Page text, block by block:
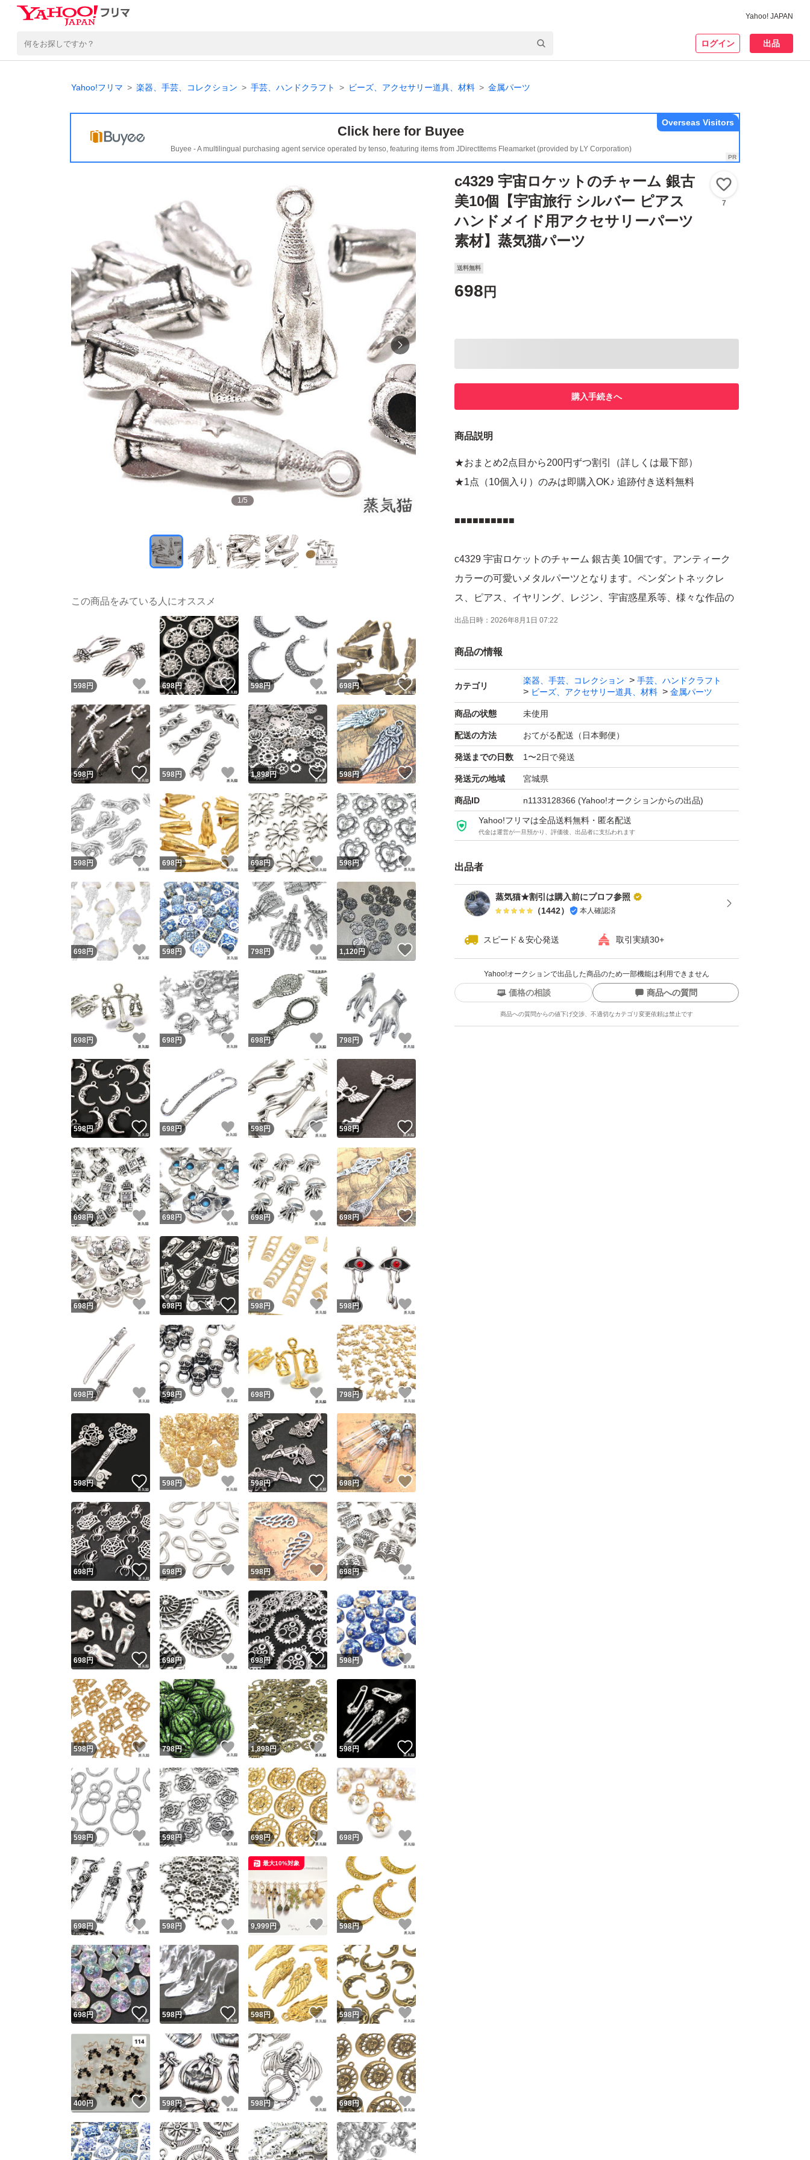
Yahoo! JAPAN
ログイン 出品
Yahoo!フリマ 楽器、手芸、コレクション 手芸、ハンドクラフト ビーズ、アクセサリー道具、材料 金属パーツ
Click here for Buyee
Buyee - A multilingual purchasing agent service operated by tenso, featuring items from JDirectItems Fleamarket (provided by LY Corporation)
Overseas Visitors
1/5
c4329 宇宙ロケットのチャーム 銀古
美10個【宇宙旅行 シルバー ピアス
ハンドメイド用アクセサリーパーツ
素材】蒸気猫パーツ
7
送料無料
698 円
購入手続きへ
商品説明
★おまとめ2点目から200円ずつ割引（詳しくは最下部）
★1点（10個入り）のみは即購入OK♪ 追跡付き送料無料
■■■■■■■■■■
c4329 宇宙ロケットのチャーム 銀古美 10個です。アンティーク
カラーの可愛いメタルパーツとなります。ペンダントネックレ
ス、ピアス、イヤリング、レジン、宇宙惑星系等、様々な作品の
アクセサリーパーツとして。
必ずサイズを5枚目画像でご確認ください。
仕様: 1点＝10個入り、銀古美、宇宙ロケット型、メタルチャー
ム、約25mm x 9mm、両面同じ
※色合いはご利用機種によりだいぶ異なって見える場合がありま
す。
※材料素材の性質上、小傷・色ムラ・バリが存在する場合があり
ます。
★おまとめ2点目から1点追加ごとに200円割引させていただきま
す。 （購入前に「質問」から要コメント）
合計2点 ⇒ 200円割引
合計10点 ⇒ 1800円割引
合計20点 ⇒ 3800円割引
出品日時： 2026年8月1日 07:22
商品の情報
カテゴリ
楽器、手芸、コレクション
手芸、ハンドクラフト
ビーズ、アクセサリー道具、材料
金属パーツ
商品の状態 未使用
配送の方法 おてがる配送（日本郵便）
発送までの日数 1〜2日で発送
発送元の地域 宮城県
商品ID n1133128366 (Yahoo!オークションからの出品)
Yahoo!フリマは全品送料無料・匿名配送
代金は運営が一旦預かり、評価後、出品者に支払われます
出品者
蒸気猫★割引は購入前にプロフ参照
（1442） 本人確認済
スピード＆安心発送 取引実績30+
ユーザーの実績について
Yahoo!フリマが定めた一定の基準を満たしたユーザーにバッジを付与しています
安心取引出品者
安心取引出品者 Yahoo!フリマの基準をクリアした安心・安全なユーザーです
取引実績
取引実績◯+ このユーザーはYahoo!フリマの取引を完了させた実績があります
他フリマ実績◯+ このユーザーは他フリマサービスでの取引実績があります
スピード&安心発送
※このバッジは実績に基づく表示であり、発送を保証しているものではありません
スピード＆安心発送
このユーザーは高頻度で24時間以内＆設定した発送日数内に発送してい
ます
スピード発送 このユーザーは高頻度で24時間以内に発送しています
安心発送 このユーザーは設定した発送日数内に発送しています
Yahoo!オークションで出品した商品のため一部機能は利用できません
価格の相談 商品への質問
商品への質問からの値下げ交渉、不適切なカテゴリ変更依頼は禁止です
この商品の情報をコピーします
商品画像の 無断転載は禁止
されています
1商品につき1回です
出品ページへ
キャンセル
この商品をみている人にオススメ
598円 いいね！
698円 いいね！
598円 いいね！
698円 いいね！
598円 いいね！
598円 いいね！
1,898円 いいね！
598円 いいね！
598円 いいね！
698円 いいね！
698円 いいね！
598円
698円 いいね！
598円 いいね！
798円 いいね！
1,120円
698円 いいね！
698円 いいね！
698円 いいね！
798円
598円 いいね！
698円 いいね！
598円 いいね！
598円 いいね！
698円 いいね！
698円 いいね！
698円 いいね！
698円 いいね！
698円 いいね！
698円 いいね！
598円 いいね！
598円
698円 いいね！
598円 いいね！
698円 いいね！
798円 いいね！
598円 いいね！
598円 いいね！
598円 いいね！
698円
698円 いいね！
698円 いいね！
598円 いいね！
698円
698円 いいね！
698円 いいね！
698円 いいね！
598円
598円 いいね！
798円 いいね！
1,898円 いいね！
598円
598円 いいね！
598円 いいね！
698円 いいね！
698円
698円 いいね！
598円 いいね！
9,999円 いいね！
最大10%対象
598円
698円 いいね！
598円 いいね！
598円 いいね！
598円
400円 いいね！
598円 いいね！
598円 いいね！
698円